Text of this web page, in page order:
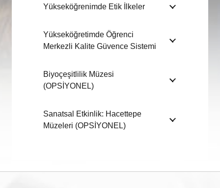
Yükseköğrenimde Etik İlkeler
Yükseköğretimde Öğrenci
Merkezli Kalite Güvence Sistemi
Biyoçeşitlilik Müzesi
(OPSİYONEL)
Sanatsal Etkinlik: Hacettepe
Müzeleri (OPSİYONEL)